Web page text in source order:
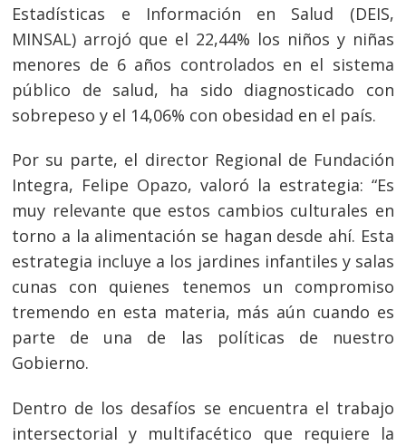
Estadísticas e Información en Salud (DEIS,
MINSAL) arrojó que el 22,44% los niños y niñas
menores de 6 años controlados en el sistema
público de salud, ha sido diagnosticado con
sobrepeso y el 14,06% con obesidad en el país.
Por su parte, el director Regional de Fundación
Integra, Felipe Opazo, valoró la estrategia: “Es
muy relevante que estos cambios culturales en
torno a la alimentación se hagan desde ahí. Esta
estrategia incluye a los jardines infantiles y salas
cunas con quienes tenemos un compromiso
tremendo en esta materia, más aún cuando es
parte de una de las políticas de nuestro
Gobierno.
Dentro de los desafíos se encuentra el trabajo
intersectorial y multifacético que requiere la